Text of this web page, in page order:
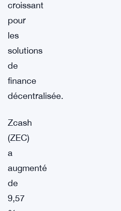
croissant
pour
les
solutions
de
finance
décentralisée.
Zcash
(ZEC)
a
augmenté
de
9,57